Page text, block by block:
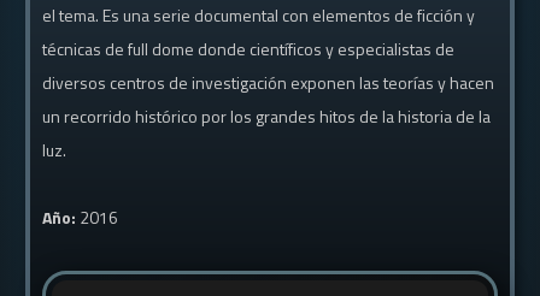
el tema. Es una serie documental con elementos de ficción y
técnicas de full dome donde científicos y especialistas de
diversos centros de investigación exponen las teorías y hacen
un recorrido histórico por los grandes hitos de la historia de la
luz.
Año: 2016